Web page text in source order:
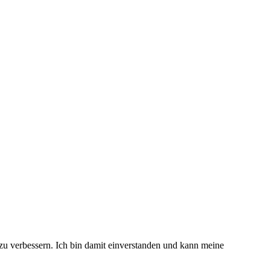
verbessern. Ich bin damit einverstanden und kann meine